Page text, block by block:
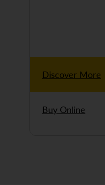
Discover More
Buy Online